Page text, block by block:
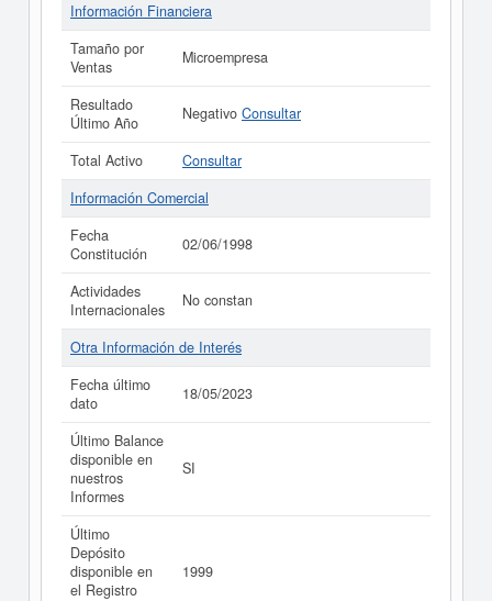
Información Financiera
Tamaño por
Ventas
Microempresa
Resultado
Último Año
Negativo Consultar
Total Activo
Consultar
Información Comercial
Fecha
Constitución
02/06/1998
Actividades
Internacionales
No constan
Otra Información de Interés
Fecha último
dato
18/05/2023
Último Balance
disponible en
nuestros
Informes
SI
Último
Depósito
disponible en
el Registro
1999